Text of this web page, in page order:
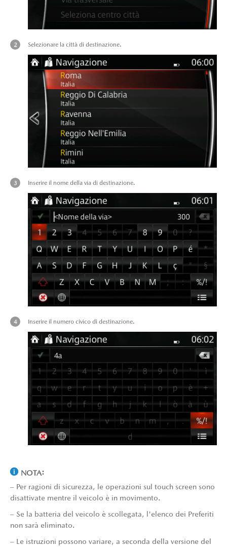
Selezionare la città di destinazione.
Inserire il nome della via di destinazione.
Inserire il numero civico di destinazione.
NOTA:
– Per ragioni di sicurezza, le operazioni sul touch screen sono
disattivate mentre il veicolo è in movimento.
– Se la batteria del veicolo è scollegata, l'elenco dei Preferiti
non sarà eliminato.
– Le istruzioni possono variare, a seconda della versione del